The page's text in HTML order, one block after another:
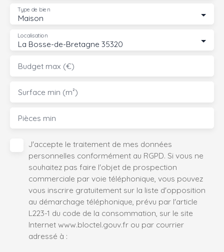
Maison
Type de bien
La Bosse-de-Bretagne 35320
Localisation
Budget max (€)
Surface min (m²)
Pièces min
J'accepte le traitement de mes données
personnelles conformément au RGPD. Si vous ne
souhaitez pas faire l'objet de prospection
commerciale par voie téléphonique, vous pouvez
vous inscrire gratuitement sur la liste d'opposition
au démarchage téléphonique, prévu par l'article
L223-1 du code de la consommation, sur le site
Internet www.bloctel.gouv.fr ou par courrier
adressé à :